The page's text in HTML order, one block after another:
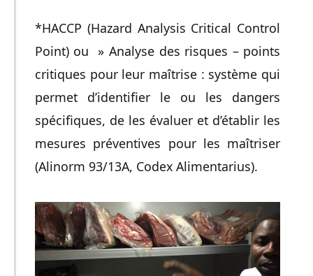
*HACCP (Hazard Analysis Critical Control
Point) ou » Analyse des risques – points
critiques pour leur maîtrise : système qui
permet d’identifier le ou les dangers
spécifiques, de les évaluer et d’établir les
mesures préventives pour les maîtriser
(Alinorm 93/13A, Codex Alimentarius).